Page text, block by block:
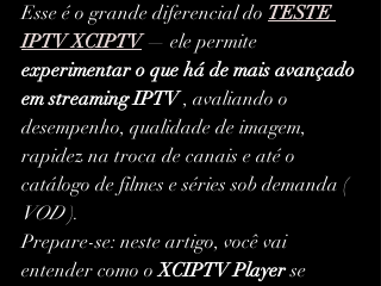
Esse é o grande diferencial do TESTE
IPTV XCIPTV — ele permite
experimentar o que há de mais avançado
em streaming IPTV , avaliando o
desempenho, qualidade de imagem,
rapidez na troca de canais e até o
catálogo de filmes e séries sob demanda (
VOD ).
Prepare-se: neste artigo, você vai
entender como o XCIPTV Player se